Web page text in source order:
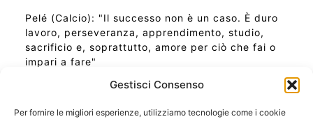
Gestisci Consenso
Per fornire le migliori esperienze, utilizziamo tecnologie come i cookie
Pelé (Calcio): "Il successo non è un caso. È duro
lavoro, perseveranza, apprendimento, studio,
sacrificio e, soprattutto, amore per ciò che fai o
impari a fare"